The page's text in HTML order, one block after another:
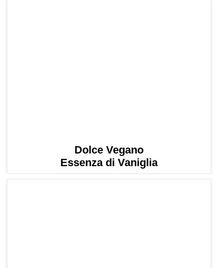
Dolce Vegano
Essenza di Vaniglia